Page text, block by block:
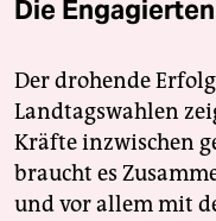
Die
Der drohende
Landtagswahlen
Kräfte inzwischen
braucht es
und vor allem mit